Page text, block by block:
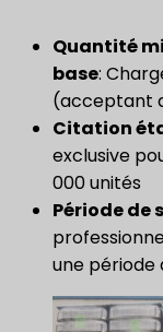
Quantité
base:
(acceptant
​Citation
exclusive
000 unités
​Période de
une période